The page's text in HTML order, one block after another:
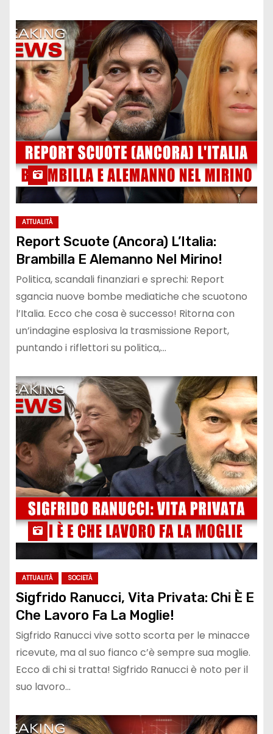
ATTUALITÀ
Report Scuote (Ancora) L’Italia:
Brambilla E Alemanno Nel Mirino!
Politica, scandali finanziari e sprechi: Report
sgancia nuove bombe mediatiche che scuotono
l’Italia. Ecco che cosa è successo! Ritorna con
un’indagine esplosiva la trasmissione Report,
puntando i riflettori su politica,…
ATTUALITÀ SOCIETÀ
Sigfrido Ranucci, Vita Privata: Chi È E
Che Lavoro Fa La Moglie!
Sigfrido Ranucci vive sotto scorta per le minacce
ricevute, ma al suo fianco c’è sempre sua moglie.
Ecco di chi si tratta! Sigfrido Ranucci è noto per il
suo lavoro…